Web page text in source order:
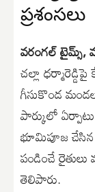
ప్రశంసలు
వరంగల్ టైమ్స్,
చల్లా ధర్మారెడ్డిపై
గీసుకొండ
పార్కులో ఏర్పాటు
భూమిపూజ
పండించే
తెలిపారు.